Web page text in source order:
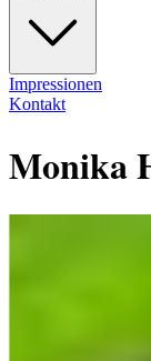
Impressionen
Kontakt
Monika